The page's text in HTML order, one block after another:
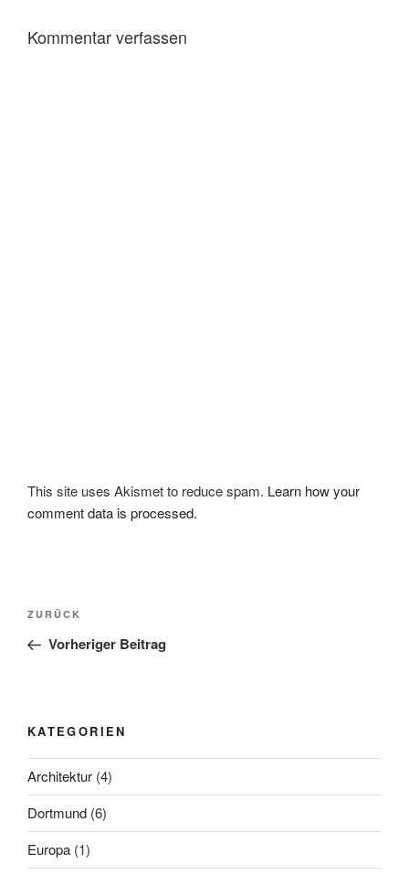
Kommentar verfassen
This site uses Akismet to reduce spam. Learn how your
comment data is processed.
Beitragsnavigation
Vorheriger
Beitrag
ZURÜCK
Vorheriger Beitrag
KATEGORIEN
Architektur (4)
Dortmund (6)
Europa (1)